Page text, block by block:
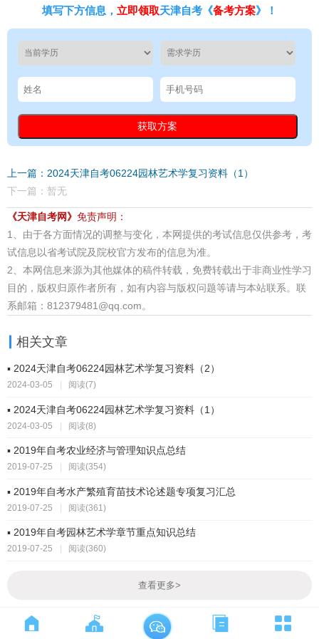
填写下方信息， 立即领取天津自考《备考方案》！
上一篇：2024天津自考06224园林艺术学复习资料（1）
下一篇：暂无
《天津自考网》 免责声明：
1、由于各方面情况的调整与变化，本网提供的考试信息仅供参考，考
试信息以省考试院及院校官方发布的信息为准。
2、本网信息来源为其他媒体的稿件转载，免费转载出于非商业性学习
目的，版权归原作者所有，如有内容与版权问题等请与本站联系。联
系邮箱：812379481@qq.com。
相关文章
▪ 2024天津自考06224园林艺术学复习资料（2）
2024-03-05 | 阅读(7)
▪ 2024天津自考06224园林艺术学复习资料（1）
2024-03-05 | 阅读(8)
▪ 2019年自考农业经济与管理知识点总结
2019-07-25 阅读(354)
▪ 2019年自考水产繁殖育苗技术论述题专项复习汇总
2019-07-25 | 阅读(361)
▪ 2019年自考园林艺术学章节重点知识总结
2019-07-25 阅读(360)
查看更多>